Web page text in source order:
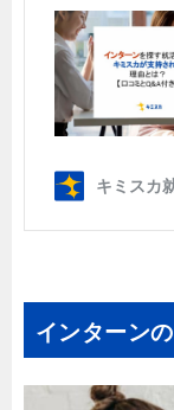
インターン